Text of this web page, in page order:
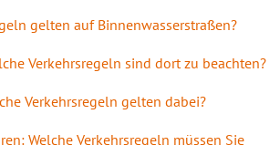
gelten auf Binnenwasserstraßen?
Verkehrsregeln sind dort zu beachten?
Verkehrsregeln gelten dabei?
Welche Verkehrsregeln müssen Sie